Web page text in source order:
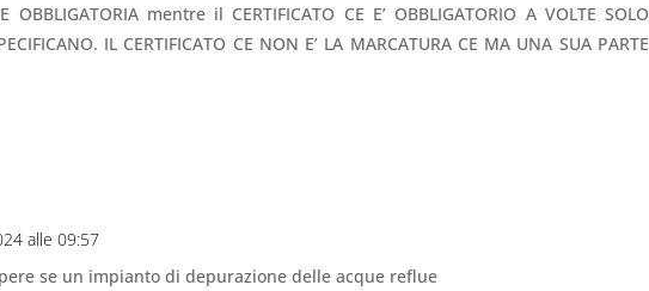
mentre il CERTIFICATO CE E’ OBBLIGATORIO A VOLTE SOLO
IL CERTIFICATO CE NON E’ LA MARCATURA CE MA UNA SUA PARTE
alle 09:57
se un impianto di depurazione delle acque reflue